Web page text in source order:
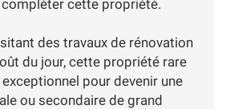
cette propriété.
des travaux de rénovation
du jour, cette propriété rare
pour devenir une
ou secondaire de grand